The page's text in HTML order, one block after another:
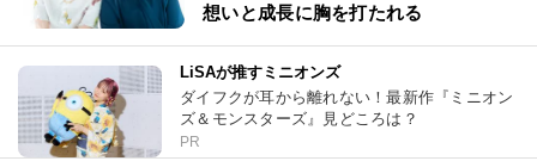
想いと成長に胸を打たれる
LiSAが推すミニオンズ
ダイフクが耳から離れない！最新作『ミニオン
ズ＆モンスターズ』見どころは？
PR